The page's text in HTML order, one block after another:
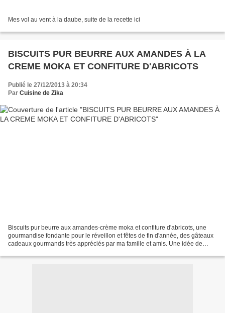
Mes vol au vent à la daube, suite de la recette ici
BISCUITS PUR BEURRE AUX AMANDES À LA
CREME MOKA ET CONFITURE D'ABRICOTS
Publié le 27/12/2013 à 20:34
Par Cuisine de Zika
Biscuits pur beurre aux amandes-crème moka et confiture d'abricots, une
gourmandise fondante pour le réveillon et fêtes de fin d'année, des gâteaux
cadeaux gourmands très appréciés par ma famille et amis. Une idée de